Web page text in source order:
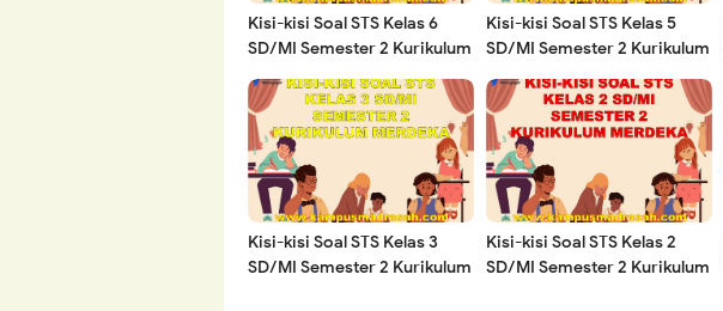
Kisi-kisi Soal STS Kelas 6
SD/MI Semester 2 Kurikulum
Kisi-kisi Soal STS Kelas 5
SD/MI Semester 2 Kurikulum
Kisi-kisi Soal STS Kelas 3
SD/MI Semester 2 Kurikulum
Kisi-kisi Soal STS Kelas 2
SD/MI Semester 2 Kurikulum